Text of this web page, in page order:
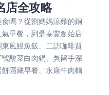
店全攻略
嗎？從劉媽媽涼麵的銅
早餐，到鼎泰豐創始店
風鰻魚飯、二訪咖啡質
酸菜白肉鍋、吳留手深
隱藏早餐、永康牛肉麵